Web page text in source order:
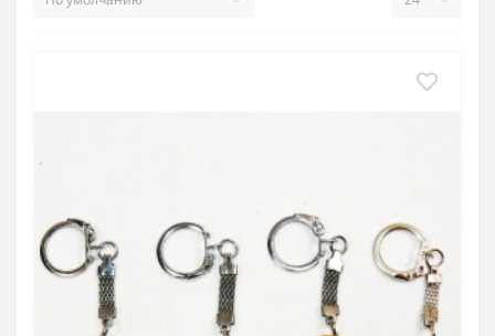
Группа:
Свойства подробнее:
Опал: повышает дипломатические качества
владельца, крепость духа, рождает способность влиять на
мнение окружающих. Вдохновляет на чистые помыслы и